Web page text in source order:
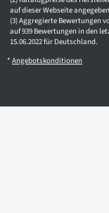
auf dieser Webseite
Aggregierte Bewertungen
auf 939 Bewertungen in den
15.06.2022 für Deutschland.
* Angebotskonditionen